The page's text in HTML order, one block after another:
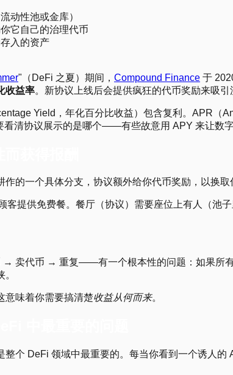
动性池或金库）
它自己的治理代币
入的资产
"（DeFi 之夏）期间， Compound Finance 于
收益率。新协议上线后会提供疯狂的代币奖励来吸
Yield，年化百分比收益）包含复利。APR（
看清协议展示的是哪个——有些故意用 APY 来让数字
的一个具体分支，协议额外给你代币奖励，以换
客提供免费餐。餐厅（协议）需要座位上有人（
代币 → 重复——有一个根本性的问题：如果所有
意味着你需要搞清楚收益从何而来。
个 DeFi 领域中最重要的。每当你看到一个诱人的